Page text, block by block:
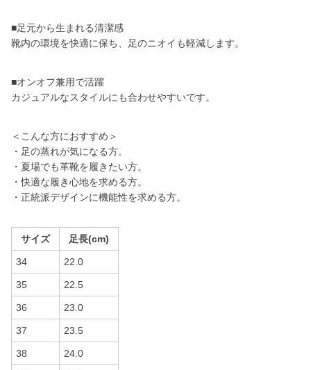
■足元から生まれる清潔感
靴内の環境を快適に保ち、足のニオイも軽減します。
■オンオフ兼用で活躍
カジュアルなスタイルにも合わせやすいです。
＜こんな方におすすめ＞
・足の蒸れが気になる方。
・夏場でも革靴を履きたい方。
・快適な履き心地を求める方。
・正統派デザインに機能性を求める方。
サイズ 足長(cm)
34 22.0
35 22.5
36 23.0
37 23.5
38 24.0